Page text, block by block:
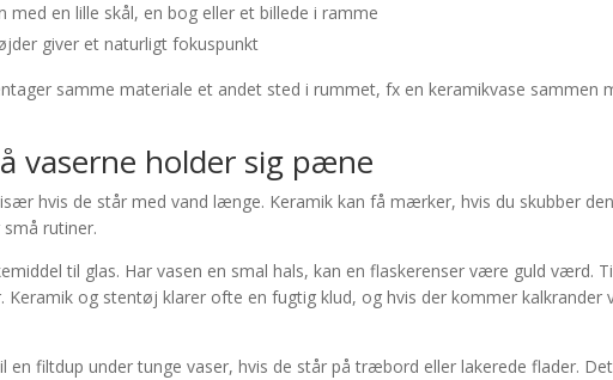
med en lille skål, en bog eller et billede i ramme
giver et naturligt fokuspunkt
samme materiale et andet sted i rummet, fx en keramikvase sammen
vaserne holder sig pæne
hvis de står med vand længe. Keramik kan få mærker, hvis du skubber
rutiner.
til glas. Har vasen en smal hals, kan en flaskerenser være guld værd.
og stentøj klarer ofte en fugtig klud, og hvis der kommer kalkrander
en filtdup under tunge vaser, hvis de står på træbord eller lakerede flader.